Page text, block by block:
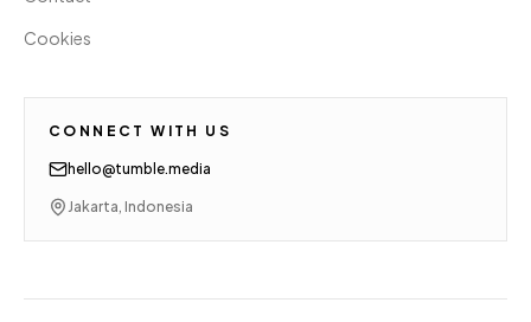
Cookies
CONNECT WITH US
hello@tumble.media
Jakarta, Indonesia